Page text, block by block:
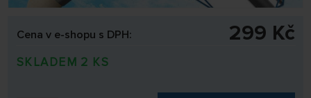
Cena v e-shopu s DPH: 299 Kč
SKLADEM 2 KS